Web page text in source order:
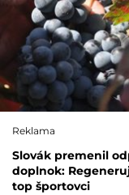
Reklama
Slovák premenil
doplnok:
top športovci